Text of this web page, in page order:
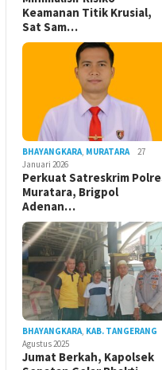
Keamanan Titik Krusial,
Sat Sam…
BHAYANGKARA MURATARA
27
Januari 2026
Perkuat Satreskrim
Muratara, Brigpol
Adenan…
BHAYANGKARA KAB. TANGERANG
Agustus 2025
Jumat Berkah, Kapolsek